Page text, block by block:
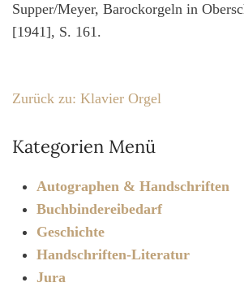
Supper/Meyer, Barockorgeln in
[1941], S. 161.
Zurück zu: Klavier Orgel
Kategorien Menü
Autographen & Handschriften
Buchbindereibedarf
Geschichte
Handschriften-Literatur
Jura